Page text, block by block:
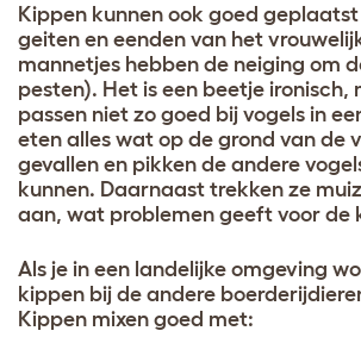
Kippen kunnen ook goed
geiten en eenden van het
mannetjes hebben de neiging om
pesten). Het is een beetje ironisch,
passen niet zo goed bij vogels in
eten alles wat op de grond van de
gevallen en pikken de andere
kunnen. Daarnaast trekken ze
aan, wat problemen geeft voor de
Als je in een landelijke omgeving
kippen bij de andere
Kippen mixen goed met: